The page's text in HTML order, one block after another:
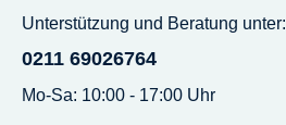
Unterstützung und Beratung unter:
0211 69026764
Mo-Sa: 10:00 - 17:00 Uhr